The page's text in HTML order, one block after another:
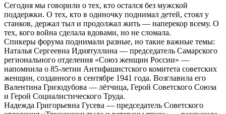
Сегодня мы говорили о тех, кто остался без мужской
поддержки. О тех, кто в одиночку поднимал детей, стоял у
станков, держал тыл и продолжал жить — наперекор всему. О
тех, кого война сделала вдовами, но не сломала.
Спикеры форума поднимали разные, но такие важные темы:
Наталья Сергеевна Идиятуллина — председатель Самарского
регионального отделения «Союз женщин России» —
напомнила о 85-летии Антифашистского комитета советских
женщин, созданного в сентябре 1941 года. Возглавила его
Валентина Гризодубова — лётчица, Герой Советского Союза
и Герой Социалистического Труда.
Надежда Григорьевна Гусева — председатель Советского